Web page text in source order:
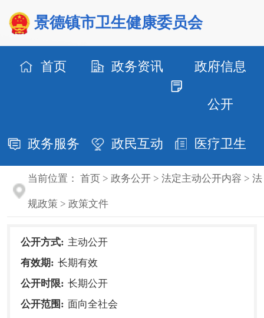
景德镇市卫生健康委员会
首页 政务资讯 政府信息
公开
政务服务 政民互动 医疗卫生
当前位置： 首页> 政务公开> 法定主动公开内容 > 法
规政策 > 政策文件
公开方式: 主动公开
有效期: 长期有效
公开时限: 长期公开
公开范围: 面向全社会